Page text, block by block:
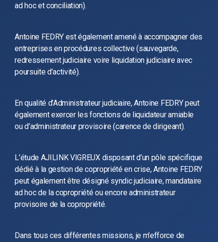
ad hoc et conciliation).
Antoine FEDRY est également amené à accompagner des
entreprises en procédures collective (sauvegarde,
redressement judiciaire voire liquidation judiciaire avec
poursuite d’activité).
En qualité d’Administrateur judiciaire, Antoine FEDRY peut
également exercer les fonctions de liquidateur amiable
ou d’administrateur provisoire (carence de dirigeant).
L’étude AJILINK VIGREUX disposant d’un pôle spécifique
dédié à la gestion de copropriété en crise, Antoine FEDRY
peut également être désigné syndic judiciaire, mandataire
ad hoc de la copropriété ou encore administrateur
provisoire de la copropriété.
Dans tous ces différentes missions, je m’efforce de